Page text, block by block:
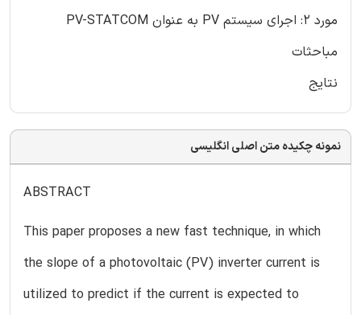
مورد 2: اجرای سیستم PV به عنوان PV-STATCOM
مباحثات
نتایج
نمونه چکیده متن اصلی انگلیسی
ABSTRACT
This paper proposes a new fast technique, in which
the slope of a photovoltaic (PV) inverter current is
utilized to predict if the current is expected to